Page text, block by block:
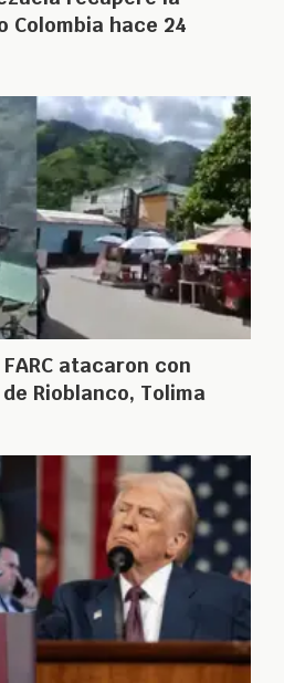
Colombia hace 24
atacaron con
Rioblanco, Tolima